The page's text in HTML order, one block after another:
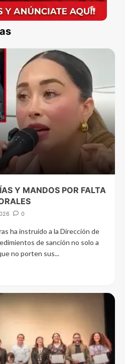
Y MANDOS POR FALTA
0
ha instruido a la Dirección de
de sanción no solo a
no porten sus...